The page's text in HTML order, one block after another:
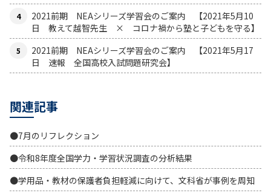
2021前期 NEAシリーズ学習会のご案内 【2021年5月10
日 教えて越智先生 × コロナ禍から塾と子どもを守る】
2021前期 NEAシリーズ学習会のご案内 【2021年5月17
日 速報 全国高校入試問題研究会】
関連記事
●7月のリフレクション
●令和8年度全国学力・学習状況調査の分析結果
●学用品・教材の保護者負担軽減に向けて、文科省が事例を周知